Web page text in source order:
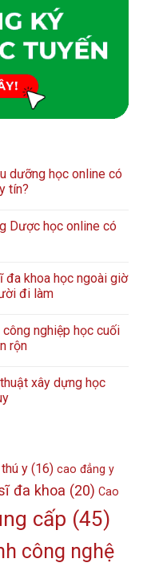
dưỡng học online có
tín?
Dược học online có
đa khoa học ngoài giờ
đi làm
nghiệp học cuối
rộn
xây dựng học
y(16) cao đẳng y
đa khoa (20) Cao
cấp (45)
công nghệ